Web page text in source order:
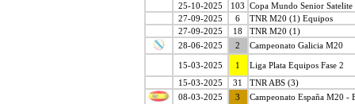
25-10-2025
103 Copa Mundo Senior Satelite
27-09-2025
6
TNR M20 (1) Equipos
27-09-2025
18
TNR M20 (1)
28-06-2025
2 Campeonato Galicia M20
15-03-2025 1
Liga Plata Equipos Fase 2
15-03-2025
31
TNR ABS (3)
08-03-2025
3
Campeonato España M20 -